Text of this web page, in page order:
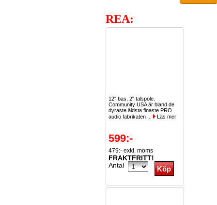
REA:
12" bas, 2" talspole.
Community USA är bland de
dyraste äldsta finaste PRO
audio fabrikaten ...
Läs mer
599:-
479:- exkl. moms
FRAKTFRITT!
Antal